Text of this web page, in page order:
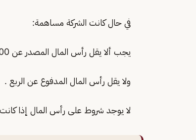
في حال كانت الشركة مساهمة:
يجب ألا يقل رأس المال المصدر عن 500,000 ريال سعودي.
ولا يقل رأس المال المدفوع عن الربع .
لا يوجد شروط على رأس المال إذا